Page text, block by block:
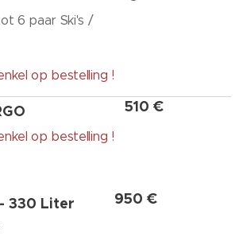
6 paar Ski's /
op bestelling !
op bestelling !
510 €
330 Liter 950 €